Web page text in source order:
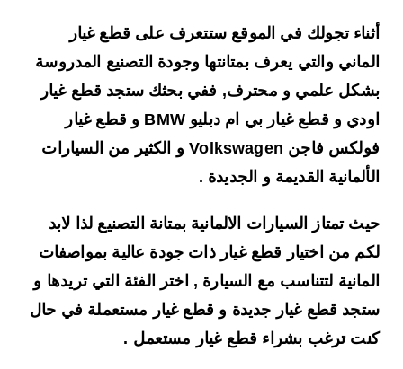
أثناء تجولك في الموقع ستتعرف على قطع غيار
الماني والتي يعرف بمتانتها وجودة التصنيع المدروسة
بشكل علمي و محترف, ففي بحثك ستجد قطع غيار
اودي و قطع غيار بي ام دبليو BMW و قطع غيار
فولكس فاجن Volkswagen و الكثير من السيارات
الألمانية القديمة و الجديدة .
حيث تمتاز السيارات الالمانية بمتانة التصنيع لذا لابد
لكم من اختيار قطع غيار ذات جودة عالية بمواصفات
المانية لتتناسب مع السيارة , اختر الفئة التي تريدها و
ستجد قطع غيار جديدة و قطع غيار مستعملة في حال
كنت ترغب بشراء قطع غيار مستعمل .